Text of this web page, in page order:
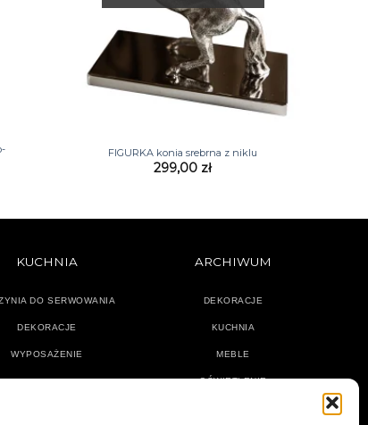
FIGURKA konia srebrna z niklu
299,00 zł
KUCHNIA
DO SERWOWANIA
DEKORACJE
WYPOSAŻENIE
ARCHIWUM
DEKORACJE
KUCHNIA
MEBLE
OŚWIETLENIE